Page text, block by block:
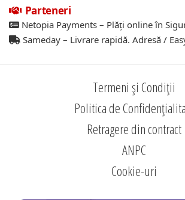
Parteneri
Netopia Payments – Plăți online în
Sameday – Livrare rapidă. Adresă /
Termeni și Condiții
Politica de
Retragere din contract
ANPC
Cookie-uri